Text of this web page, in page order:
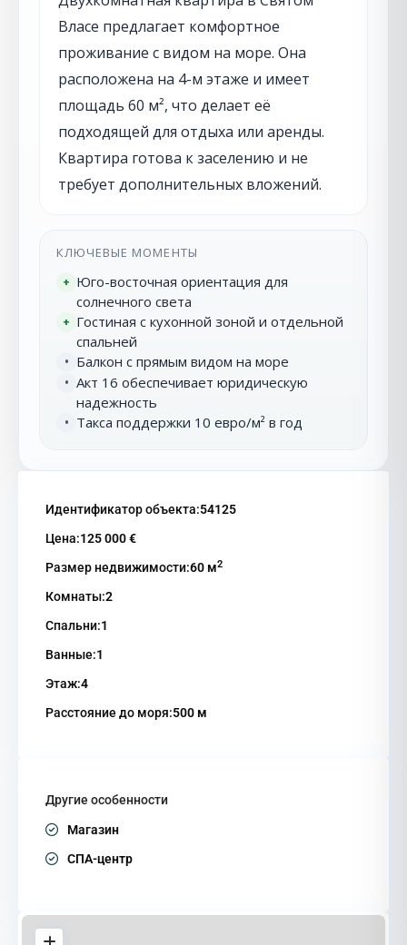
Власе предлагает комфортное
проживание с видом на море. Она
расположена на 4-м этаже и имеет
площадь 60 м², что делает её
подходящей для отдыха или аренды.
Квартира готова к заселению и не
требует дополнительных вложений.
КЛЮЧЕВЫЕ МОМЕНТЫ
+ Юго-восточная ориентация для
солнечного света
+ Гостиная с кухонной зоной и отдельной
спальней
• Балкон с прямым видом на море
• Акт 16 обеспечивает юридическую
надежность
• Такса поддержки 10 евро/м² в год
Идентификатор объекта:54125
Цена:125 000 €
Размер недвижимости:60 м2
Комнаты:2
Спальни:1
Ванные:1
Этаж:4
Расстояние до моря:500 м
Другие особенности
Магазин
СПА-центр